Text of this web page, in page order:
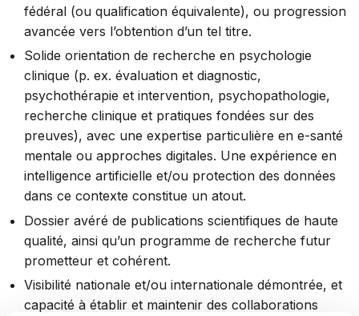
fédéral (ou qualification équivalente), ou progression
avancée vers l’obtention d’un tel titre.
Solide orientation de recherche en psychologie
clinique (p. ex. évaluation et diagnostic,
psychothérapie et intervention, psychopathologie,
recherche clinique et pratiques fondées sur des
preuves), avec une expertise particulière en e-santé
mentale ou approches digitales. Une expérience en
intelligence artificielle et/ou protection des données
dans ce contexte constitue un atout.
Dossier avéré de publications scientifiques de haute
qualité, ainsi qu’un programme de recherche futur
prometteur et cohérent.
Visibilité nationale et/ou internationale démontrée, et
capacité à établir et maintenir des collaborations